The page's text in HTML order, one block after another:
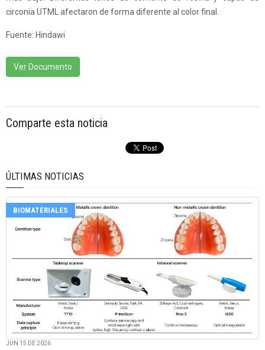
circonia UTML afectaron de forma diferente al color final.
Fuente: Hindawi
Ver Documento
Comparte esta noticia
ÚLTIMAS NOTICIAS
BIOMATERIALES
JUN 15 DE 2026